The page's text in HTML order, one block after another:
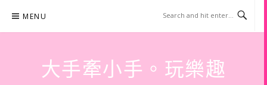
content
MENU
大手牽小手。玩樂趣